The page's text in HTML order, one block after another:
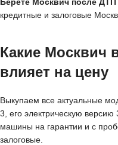
кредитные и залоговые
Какие Москвич
влияет на цену
Выкупаем все актуальные
3, его электрическую
машины на гарантии и с
залоговые.